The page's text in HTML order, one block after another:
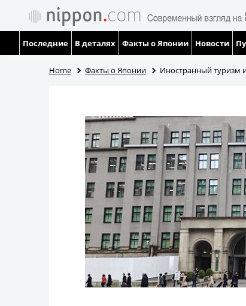
Последние В деталях Факты о Японии Новости
Home Факты о Японии Иностранный туризм